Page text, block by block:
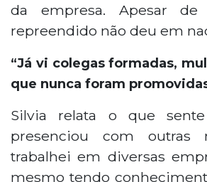
da empresa. Apesar
repreendido não deu em
“Já vi colegas formadas,
que nunca foram
Silvia relata o que
presenciou com outras
trabalhei em diversas
mesmo tendo